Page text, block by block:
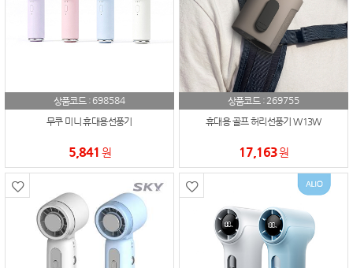
상품코드 : 698584
무쿠 미니 휴대용선풍기
5,841 원
상품코드 :269755
휴대용 골프 허리선풍기 W13W
17,163원